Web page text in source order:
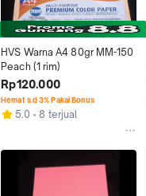
HVS Warna A4 80gr MM-150
Peach (1 rim)
Rp120.000
Hemat s.d 3% Pakai Bonus
5.0 8 terjual